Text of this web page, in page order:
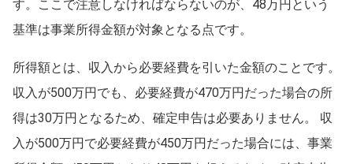
す。ここで注意しなければならないのが、48万円という
基準は事業所得金額が対象となる点です。
所得額とは、収入から必要経費を引いた金額のことです。
収入が500万円でも、必要経費が470万円だった場合の所
得は30万円となるため、確定申告は必要ありません。 収
入が500万円で必要経費が450万円だった場合には、事業